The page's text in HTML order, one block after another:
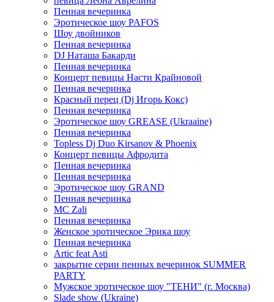
Пенная вечеринка
Эротическое шоу PAFOS
Шоу двойников
Пенная вечеринка
DJ Наташа Бакарди
Пенная вечеринка
Концерт певицы Насти Крайновой
Пенная вечеринка
Красный перец (Dj Игорь Кокс)
Пенная вечеринка
Эротическое шоу GREASE (Ukraaine)
Пенная вечеринка
Topless Dj Duo Kirsanov & Phoenix
Концерт певицы Афродита
Пенная вечеринка
Пенная вечеринка
Эротическое шоу GRAND
Пенная вечеринка
MC Zali
Пенная вечеринка
Женское эротическое Эрика шоу
Пенная вечеринка
Artic feat Asti
закрытие серии пенных вечеринок SUMMER
PARTY
Мужское эротическое шоу "ТЕНИ" (г. Москва)
Slade show (Ukraine)